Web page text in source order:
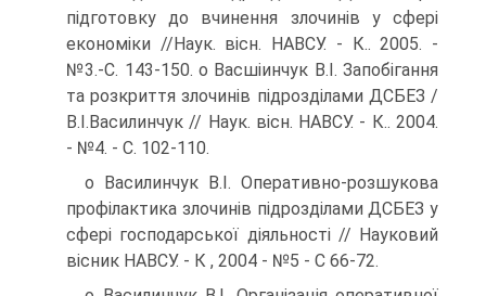
підготовку до вчинення злочинів у сфері
економіки //Наук. вісн. НАВСУ. - К.. 2005. -
№3.-С. 143-150. о Васшіинчук В.І. Запобігання
та розкриття злочинів підрозділами ДСБЕЗ /
В.І.Василинчук // Наук. вісн. НАВСУ. - К.. 2004.
- №4. - С. 102-110.
o Василинчук В.І. Оперативно-розшукова
профілактика злочинів підрозділами ДСБЕЗ у
сфері господарської діяльності // Науковий
вісник НАВСУ. - К , 2004 - №5 - С 66-72.